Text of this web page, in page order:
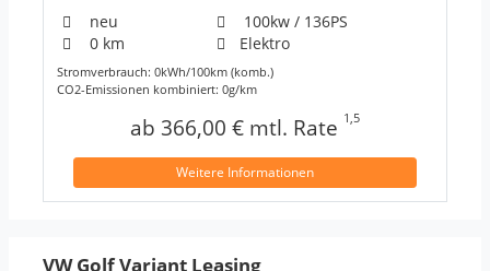
neu
100kw / 136PS
0 km
Elektro
Stromverbrauch: 0kWh/100km (komb.)
CO2-Emissionen kombiniert: 0g/km
ab 366,00 € mtl. Rate 1,5
Weitere Informationen
VW Golf Variant Leasing